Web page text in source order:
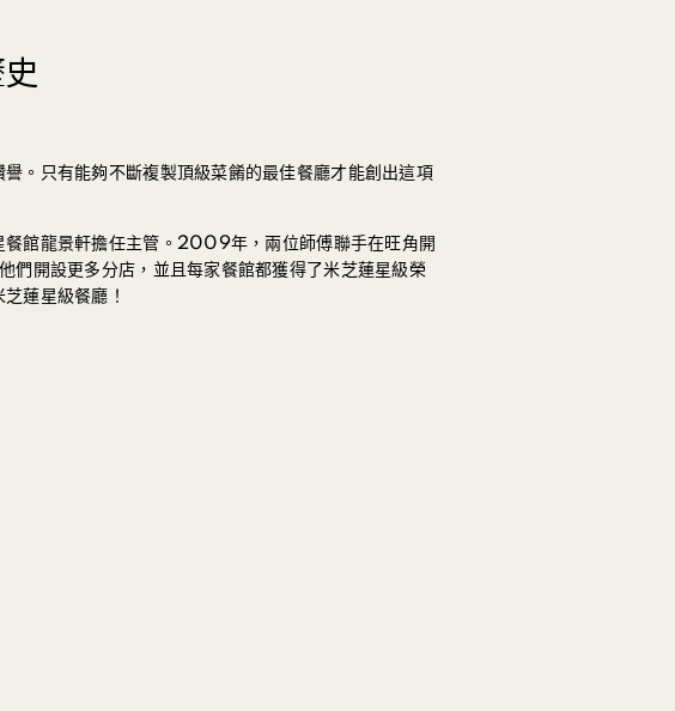
。只有能夠不斷複製頂級菜餚的最佳餐廳才能創出這項
餐館龍景軒擔任主管。2009年，兩位師傅聯手在旺角開
開設更多分店，並且每家餐館都獲得了米芝蓮星級榮
蓮星級餐廳！